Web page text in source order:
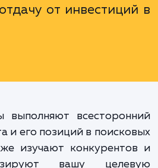
его сильных и
чтобы
отдачу от